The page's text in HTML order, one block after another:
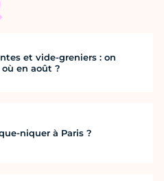
et vide-greniers : on
en août ?
niquer à Paris ?